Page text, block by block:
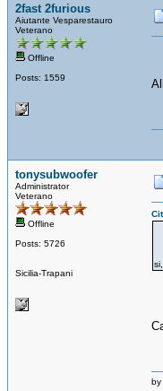
2fast 2furious
Aiutante Vesparestauro
Veterano
Offline
Posts: 1559
tonysubwoofer
Administrator
Veterano
Offline
Posts: 5726
Sicilia-Trapani
by